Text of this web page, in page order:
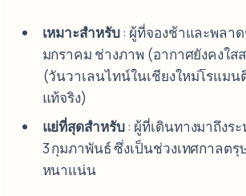
เหมาะสำหรับ: ผู้ที่จองช้าและพลา
มกราคม ช่างภาพ (อากาศยังคงใส
(วันวาเลนไทน์ในเชียงใหม่โรแมน
แท้จริง)
แย่ที่สุดสำหรับ: ผู้ที่เดินทางมาถึงร
3 กุมภาพันธ์ ซึ่งเป็นช่วงเทศกาลต
หนาแน่น